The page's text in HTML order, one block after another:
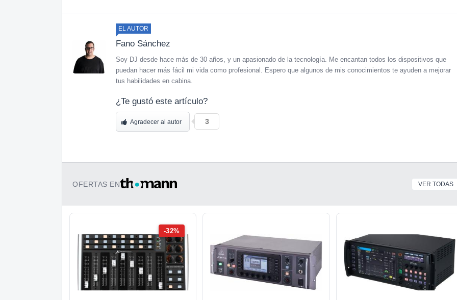
EL AUTOR
Fano Sánchez
Soy DJ desde hace más de 30 años, y un apasionado de la tecnología. Me encantan todos los dispositivos que
puedan hacer más fácil mi vida como profesional. Espero que algunos de mis conocimientos te ayuden a mejorar
tus habilidades en cabina.
¿Te gustó este artículo?
Agradecer al autor 3
OFERTAS EN VER TODAS
-32%